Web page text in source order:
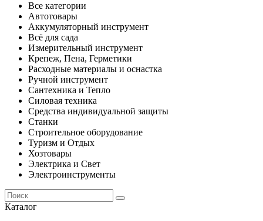
Все категории
Автотовары
Аккумуляторный инструмент
Всё для сада
Измерительный инструмент
Крепеж, Пена, Герметики
Расходные материалы и оснастка
Ручной инструмент
Сантехника и Тепло
Силовая техника
Средства индивидуальной защиты
Станки
Строительное оборудование
Туризм и Отдых
Хозтовары
Электрика и Свет
Электроинструменты
Каталог